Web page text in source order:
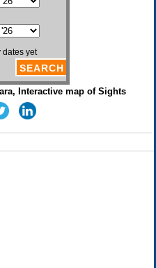
Interactive map of Sights